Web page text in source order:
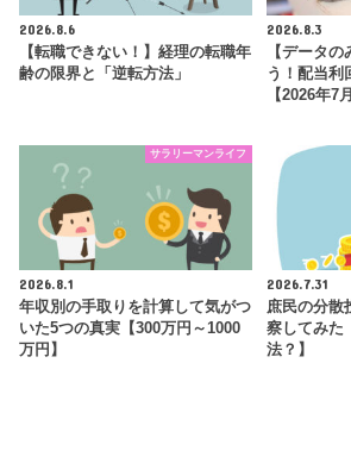
2026.8.6
【転職できない！】経理の転職年
齢の限界と「逆転方法」
2026.8.3
【データ
う！配当利
【2026年7
サラリーマンライフ
2026.8.1
年収別の手取りを計算して気がつ
いた5つの真実【300万円～1000
万円】
2026.7.31
庶民の分散
察してみた
法？】